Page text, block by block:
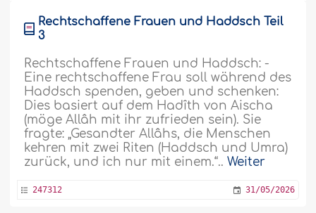
Rechtschaffene Frauen und Haddsch Teil
3
Rechtschaffene Frauen und Haddsch: -
Eine rechtschaffene Frau soll während des
Haddsch spenden, geben und schenken:
Dies basiert auf dem Hadîth von Aischa
(möge Allâh mit ihr zufrieden sein). Sie
fragte: „Gesandter Allâhs, die Menschen
kehren mit zwei Riten (Haddsch und Umra)
zurück, und ich nur mit einem.“..Weiter
247312 31/05/2026